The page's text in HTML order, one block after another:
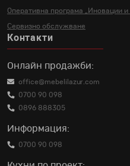
Оперативна програма „Иновации и
Сервизно обслужване
Контакти
Онлайн продажби:
office@mebelilazur.com
0700 90 098
0896 888305
Информация:
0700 90 098